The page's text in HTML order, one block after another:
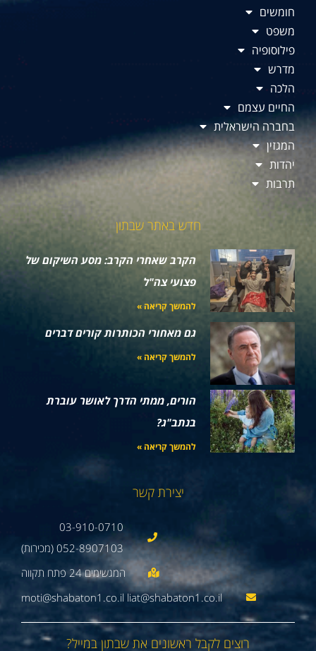
חומשים
משפט
פילוסופיה
מדרש
הלכה
החיים עצמם
בחברה הישראלית
המגזין
יהדות
תרבות
חדש באתר שבתון
הקרב שאחרי הקרב: מסע השיקום של
פצועי צה"ל
להמשך קריאה »
גם מאחורי הכותרות קורים דברים
להמשך קריאה »
הורים, ממתי הדרך לאושר עוברת
בנתב"ג?
להמשך קריאה »
יצירת קשר
03-910-0710
052-8907103 (מכירות)
moti@shabaton1.co.il liat@shabaton1.co.il
רוצים לקבל ראשונים את שבתון במייל?